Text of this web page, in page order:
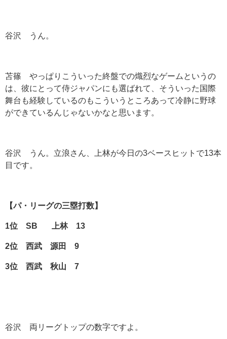
谷沢 うん。
苫篠 やっぱりこういった終盤での熾烈なゲームというの
は、彼にとって侍ジャパンにも選ばれて、そういった国際
舞台も経験しているのもこういうところあって冷静に野球
ができているんじゃないかなと思います。
谷沢 うん。立浪さん、上林が今日の3ベースヒットで13本
目です。
【パ・リーグの三塁打数】
1 位 SB 上林 13
2位 西武 源田 9
3位 西武 秋山 7
谷沢 両リーグトップの数字ですよ。